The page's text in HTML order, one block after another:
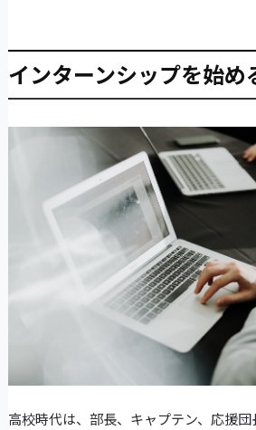
インターンシップを始め
高校時代は、部長、キャプテン、応援団